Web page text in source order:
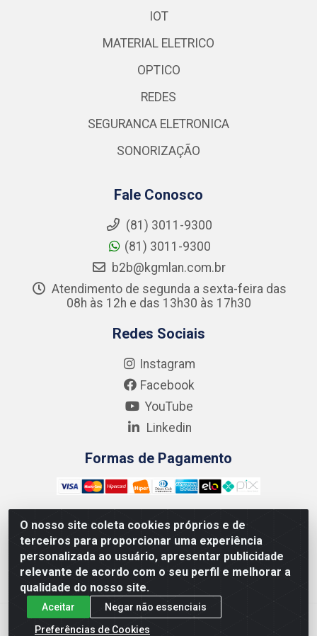
O nosso site coleta cookies próprios e de
terceiros para proporcionar uma experiência
personalizada ao usuário, apresentar publicidade
relevante de acordo com o seu perfil e melhorar a
qualidade do nosso site.
Aceitar
Negar não essenciais
Preferências de Cookies
IOT
MATERIAL ELETRICO
OPTICO
REDES
SEGURANCA ELETRONICA
SONORIZAÇÃO
Fale Conosco
(81) 3011-9300
(81) 3011-9300
b2b@kgmlan.com.br
Atendimento de segunda a sexta-feira das
08h às 12h e das 13h30 às 17h30
Redes Sociais
Instagram
Facebook
YouTube
Linkedin
Formas de Pagamento
Kgmlan Distribuidora LTDA - CNPJ 18.217.682/0001-54 -
Rua Pedro de Barros Cavalcante, 58 - Bultrins, Olinda/PE
- CEP 53320-110